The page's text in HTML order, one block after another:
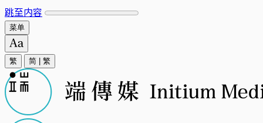
跳至内容
菜单
繁 简 繁